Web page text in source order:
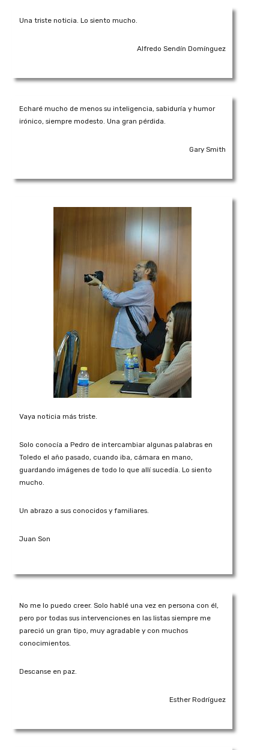
Una triste noticia. Lo siento mucho.
Alfredo Sendín Domínguez
Echaré mucho de menos su inteligencia, sabiduría y humor
irónico, siempre modesto. Una gran pérdida.
Gary Smith
Vaya noticia más triste.
Solo conocía a Pedro de intercambiar algunas palabras en
Toledo el año pasado, cuando iba, cámara en mano,
guardando imágenes de todo lo que allí sucedía. Lo siento
mucho.
Un abrazo a sus conocidos y familiares.
Juan Son
No me lo puedo creer. Solo hablé una vez en persona con él,
pero por todas sus intervenciones en las listas siempre me
pareció un gran tipo, muy agradable y con muchos
conocimientos.
Descanse en paz.
Esther Rodríguez